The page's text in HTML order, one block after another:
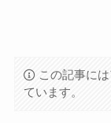
この記事に
ています。